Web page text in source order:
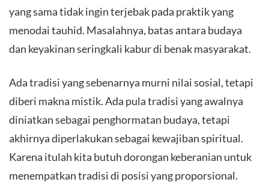
yang sama tidak ingin terjebak pada praktik yang
menodai tauhid. Masalahnya, batas antara budaya
dan keyakinan seringkali kabur di benak masyarakat.
Ada tradisi yang sebenarnya murni nilai sosial, tetapi
diberi makna mistik. Ada pula tradisi yang awalnya
diniatkan sebagai penghormatan budaya, tetapi
akhirnya diperlakukan sebagai kewajiban spiritual.
Karena itulah kita butuh dorongan keberanian untuk
menempatkan tradisi di posisi yang proporsional.